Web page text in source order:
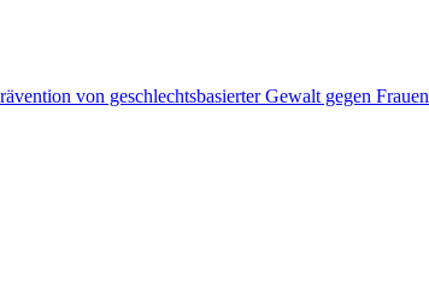
von geschlechtsbasierter Gewalt gegen Frauen